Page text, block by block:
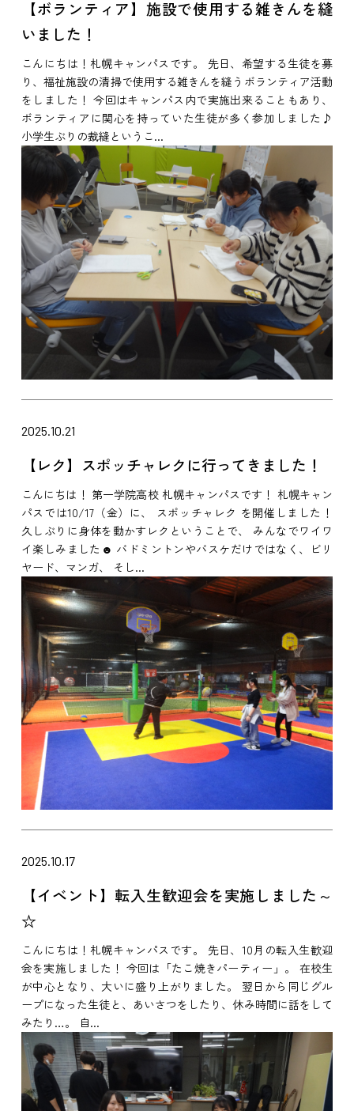
【ボランティア】施設で使用する雑きんを縫
いました！
こんにちは！札幌キャンパスです。 先日、希望する生徒を募
り、福祉施設の清掃で使用する雑きんを縫うボランティア活動
をしました！ 今回はキャンパス内で実施出来ることもあり、
ボランティアに関心を持っていた生徒が多く参加しました♪
小学生ぶりの裁縫というこ...
2025.10.21
【レク】スポッチャレクに行ってきました！
こんにちは！ 第一学院高校 札幌キャンパスです！ 札幌キャン
パスでは10/17（金）に、 スポッチャレク を開催しました！
久しぶりに身体を動かすレクということで、 みんなでワイワ
イ楽しみました☻ バドミントンやバスケだけではなく、ビリ
ヤード、マンガ、 そし...
2025.10.17
【イベント】転入生歓迎会を実施しました～
☆
こんにちは！札幌キャンパスです。 先日、10月の転入生歓迎
会を実施しました！ 今回は「たこ焼きパーティー」。 在校生
が中心となり、大いに盛り上がりました。 翌日から同じグル
ープになった生徒と、あいさつをしたり、休み時間に話をして
みたり…。 自...